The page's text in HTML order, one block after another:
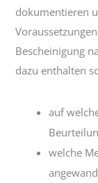
dokumentieren
Bescheinigung
dazu enthalten
auf
welche